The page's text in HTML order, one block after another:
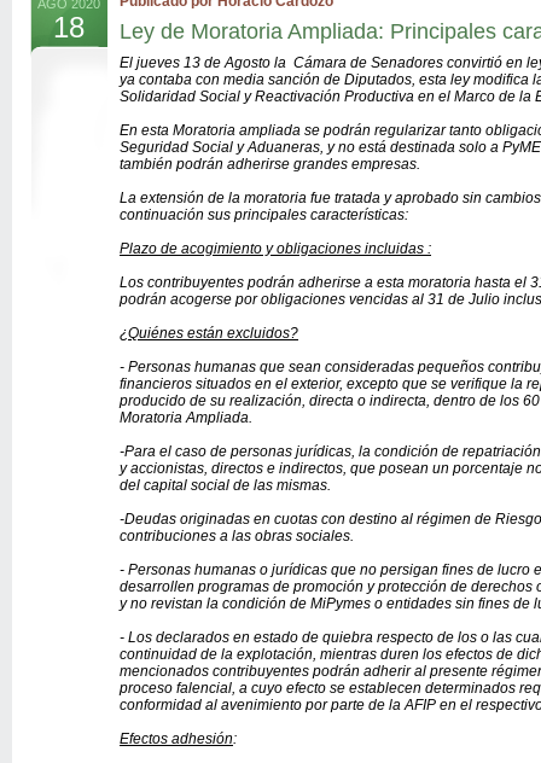
AGO 2020
18 Ley de Moratoria Ampliada: Principales
El jueves 13 de Agosto la Cámara de Senadores convirtió en
ya contaba con media sanción de Diputados, esta ley modifica
Solidaridad Social y Reactivación Productiva en el Marco de la
En esta Moratoria ampliada se podrán regularizar tanto
Seguridad Social y Aduaneras, y no está destinada solo a
también podrán adherirse grandes empresas.
La extensión de la moratoria fue tratada y aprobado sin
continuación sus principales características:
Plazo de acogimiento y obligaciones incluidas :
Los contribuyentes podrán adherirse a esta moratoria hasta el
podrán acogerse por obligaciones vencidas al 31 de Julio
¿Quiénes están excluidos?
- Personas humanas que sean consideradas pequeños
financieros situados en el exterior, excepto que se verifique la
producido de su realización, directa o indirecta, dentro de los
Moratoria Ampliada.
-Para el caso de personas jurídicas, la condición de
y accionistas, directos e indirectos, que posean un porcentaje
del capital social de las mismas.
-Deudas originadas en cuotas con destino al régimen de
contribuciones a las obras sociales.
- Personas humanas o jurídicas que no persigan fines de lucro
desarrollen programas de promoción y protección de derechos
y no revistan la condición de MiPymes o entidades sin fines de
- Los declarados en estado de quiebra respecto de los o las
continuidad de la explotación, mientras duren los efectos de
mencionados contribuyentes podrán adherir al presente
proceso falencial, a cuyo efecto se establecen determinados
conformidad al avenimiento por parte de la AFIP en el
Efectos adhesión: